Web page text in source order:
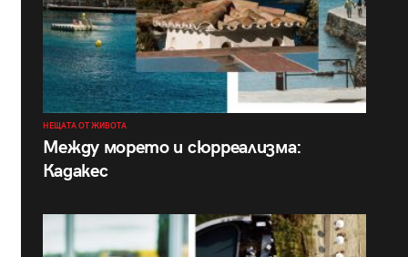
НЕЩАТА ОТ ЖИВОТА
Между морето и сюрреализма:
Кадакес